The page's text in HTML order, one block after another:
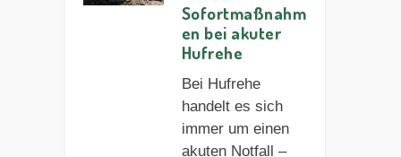
Sofortmaßnahm
en bei akuter
Hufrehe
Bei Hufrehe
handelt es sich
immer um einen
akuten Notfall –